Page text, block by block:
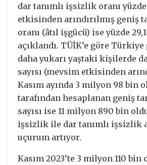
dar tanımlı işsizlik oranı
etkisinden arındırılmış geniş
oranı (âtıl işgücü) ise yüzde
açıklandı. TÜİK’e göre Türkiye
daha yukarı yaştaki kişilerde
sayısı (mevsim etkisinden
Kasım ayında 3 milyon 98 bin
tarafından hesaplanan geniş
sayısı ise 11 milyon 890 bin
işsizlik ile dar tanımlı işsizlik
uçurum artıyor.
Kasım 2023’te 3 milyon 110 bin